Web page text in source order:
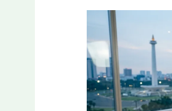
M-
Paspor
di
Jakarta
2026:
Panduan